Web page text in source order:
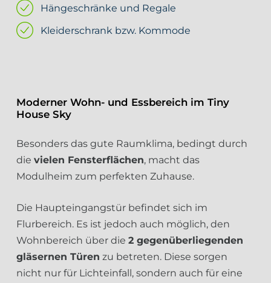
Hängeschränke und Regale
Kleiderschrank bzw. Kommode
Moderner Wohn- und Essbereich im Tiny
House Sky
Besonders das gute Raumklima, bedingt durch
die vielen Fensterflächen, macht das
Modulheim zum perfekten Zuhause.
Die Haupteingangstür befindet sich im
Flurbereich. Es ist jedoch auch möglich, den
Wohnbereich über die 2 gegenüberliegenden
gläsernen Türen zu betreten. Diese sorgen
nicht nur für Lichteinfall, sondern auch für eine